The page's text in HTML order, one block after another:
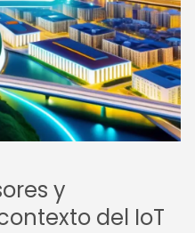
y
del IoT